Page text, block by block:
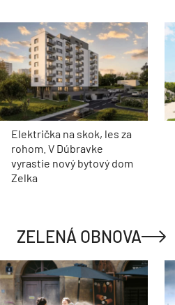
Električka na skok, les za
rohom. V Dúbravke
vyrastie nový bytový dom
Zelka
ZELENÁ OBNOVA